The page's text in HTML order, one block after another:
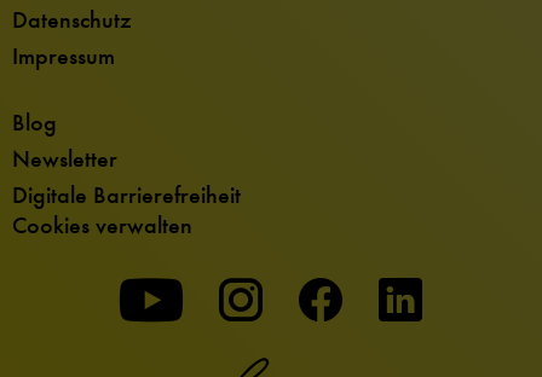
Datenschutz
Impressum
Blog
Newsletter
Digitale Barrierefreiheit
Cookies verwalten
Zu
unserer
Youtube-
Zu
unserer
Instagram-
Zu
unserer